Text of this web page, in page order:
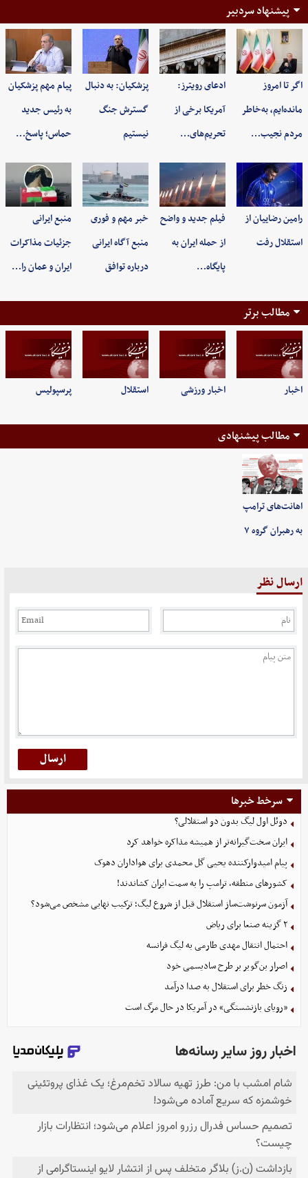
پیشنهاد سردبیر
اگر تا امروز
مانده‌ایم، به‌خاطر
مردم نجیب…
ادعای رویترز:
آمریکا برخی از
تحریم‌های…
پزشکیان: به‌ دنبال
گسترش جنگ
نیستیم
پیام مهم پزشکیان
به رئیس جدید
حماس؛ پاسخ…
رامین رضاییان از
استقلال رفت
فیلم جدید و واضح
از حمله ایران به
پایگاه…
خبر مهم و فوری
منبع آگاه ایرانی
درباره توافق
منبع ایرانی
جزئیات مذاکرات
ایران و عمان را…
مطالب برتر
اخبار اخبار ورزشی استقلال پرسپولیس
مطالب پیشنهادی
اهانت‌های ترامپ
به رهبران گروه ۷
ارسال نظر
سرخط خبرها
دوئل اول لیگ بدون دو استقلالی؟
ایران سخت‌گیرانه‌تر از همیشه مذاکره خواهد کرد
پیام امیدوارکننده یحیی گل محمدی برای هواداران دهوک
کشورهای منطقه، ترامپ را به سمت ایران کشاندند!
آزمون سرنوشت‌ساز استقلال قبل از شروع لیگ؛ ترکیب نهایی مشخص می‌شود؟
۲ گزینه صنعا برای ریاض
احتمال انتقال مهدی طارمی به لیگ فرانسه
اصرار بن‌گویر بر طرح سادیسمی خود
زنگ خطر برای استقلال به صدا درآمد
«رویای بازنشستگی» در آمریکا در حال مرگ است